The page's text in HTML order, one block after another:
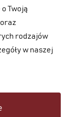
Twoją
rodzajów
w naszej